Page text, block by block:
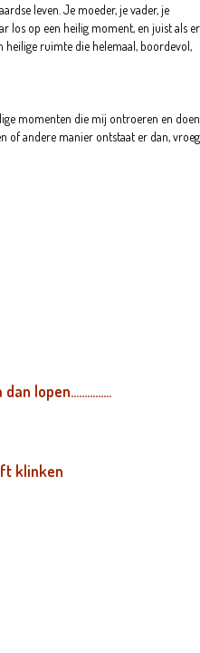
leven. Je moeder, je vader, je
los op een heilig moment, en juist als er
ruimte die helemaal, boordevol,
momenten die mij ontroeren en doen
of andere manier ontstaat er dan, vroeg
dan lopen……………
klinken